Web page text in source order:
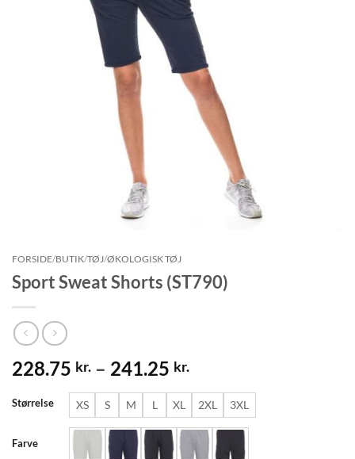
FORSIDE/BUTIK/TØJ/ØKOLOGISK TØJ
Sport Sweat Shorts (ST790)
228.75 kr. – 241.25 kr.Prisinterval:
til
241.25 kr.
Størrelse XS S M L XL 2XL 3XL
Farve